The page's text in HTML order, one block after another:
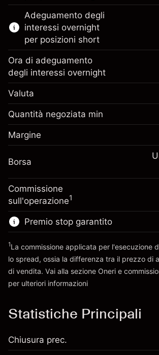
CFD
Knock-out
Margine. Il tuo
Adeguamento
finanziamento overnight
Oneri per l'intero valore della
posizione
Dimensione dell'operazione a
Denaro da leva ~
Vai alla piattaforma
Adeguamento degli
interessi overnight
per posizioni short
Margine. Il tuo
investimento
Oneri per l'intero valore della
posizione
Dimensione dell'operazione a leva
~$5,000.00
Denaro da leva ~
Vai alla piattaforma
Ora di adeguamento
degli interessi overnight
Valuta
Quantità negoziata min
Margine
Borsa
Commissione
sull'operazione1
Premio stop garantito
1La commissione applicata per l'esecuzione
lo spread, ossia la differenza tra il prezzo di
di vendita. Vai alla sezione Oneri e
per ulteriori informazioni
Statistiche Principali
Chiusura prec.